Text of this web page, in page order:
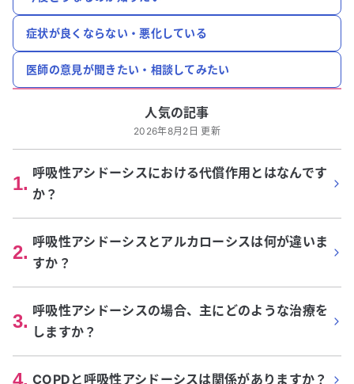
症状が良くならない・悪化している
医師の意見が聞きたい・相談してみたい
人気の記事
2026年8月2日 更新
1. 呼吸性アシドーシスにおける代償作用とはなんです
か？
2. 呼吸性アシドーシスとアルカローシスは何が違いま
すか？
3. 呼吸性アシドーシスの場合、主にどのような治療を
しますか？
4. COPDと呼吸性アシドーシスは関係がありますか？